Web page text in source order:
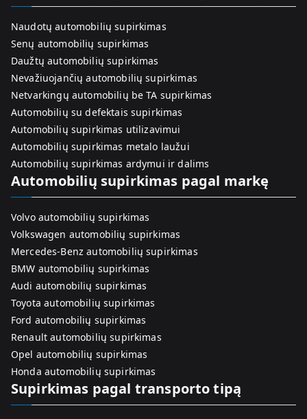
Naudotų automobilių supirkimas
Senų automobilių supirkimas
Daužtų automobilių supirkimas
Nevažiuojančių automobilių supirkimas
Netvarkingų automobilių be TA supirkimas
Automobilių su defektais supirkimas
Automobilių supirkimas utilizavimui
Automobilių supirkimas metalo laužui
Automobilių supirkimas ardymui ir dalims
Automobilių supirkimas pagal markę
Volvo automobilių supirkimas
Volkswagen automobilių supirkimas
Mercedes-Benz automobilių supirkimas
BMW automobilių supirkimas
Audi automobilių supirkimas
Toyota automobilių supirkimas
Ford automobilių supirkimas
Renault automobilių supirkimas
Opel automobilių supirkimas
Honda automobilių supirkimas
Supirkimas pagal transporto tipą